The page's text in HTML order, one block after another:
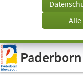
Visuelle
Assistenzsoftware
öffnen.
Alle
Paderborn